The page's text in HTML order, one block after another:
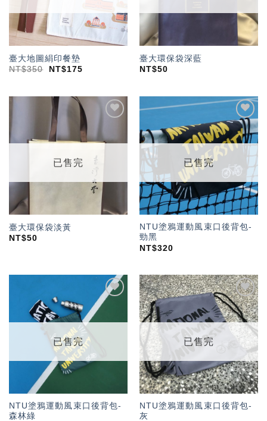
臺大地圖絹印餐墊
NT$350 NT$175
臺大環保袋深藍
NT$50
望輕
已售完
臺大環保袋淡黃
NT$50
加入
「願
望輕
單」
已售完
NTU塗鴉運動風束口後背包-
勁黑
NT$320
望輕
已售完
NTU塗鴉運動風束口後背包-
森林綠
加入
「願
望輕
單」
已售完
NTU塗鴉運動風束口後背包-
灰